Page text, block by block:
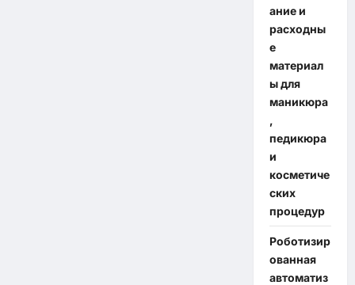
ание и
расходны
е
материал
ы для
маникюра
,
педикюра
и
косметиче
ских
процедур
Роботизир
ованная
автоматиз